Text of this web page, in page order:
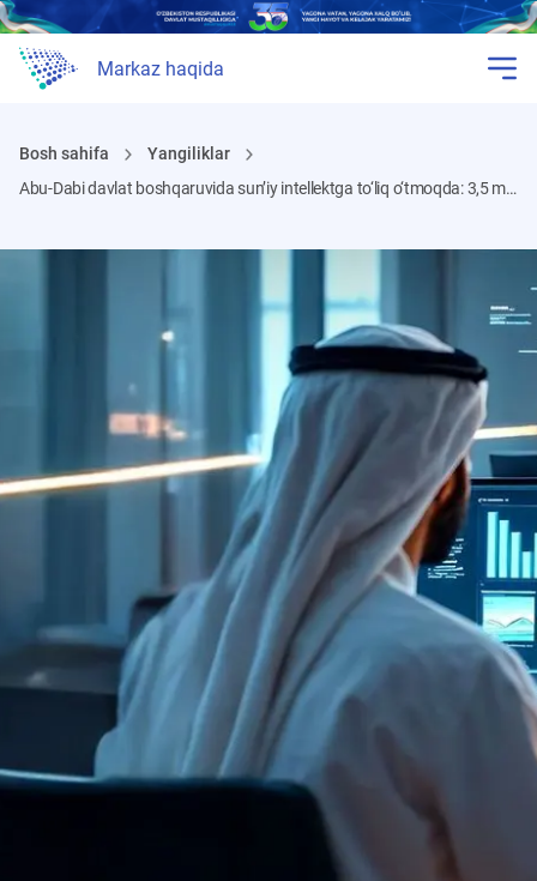
Markaz haqida
Bosh sahifa
Yangiliklar
Abu-Dabi davlat boshqaruvida sun’iy intellektga to‘liq o‘tmoqda: 3,5 mlrd dollarik strategiya nimani o‘zgartiradi?